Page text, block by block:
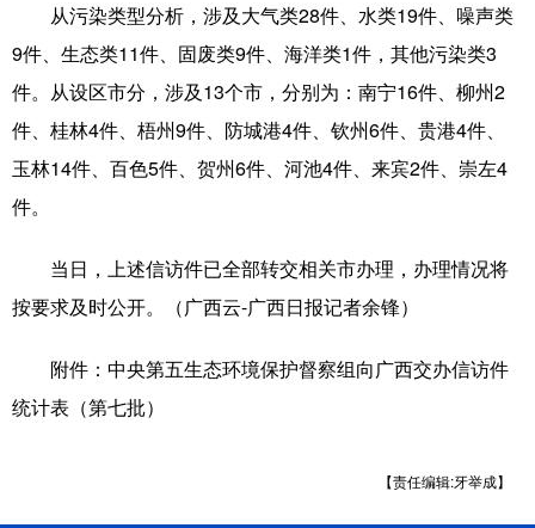
科技 科普 体育 文化
健康 军事 访谈 视频
图片 中央文件 金融 汽车
食品 人居 信息化 乡村振兴
会展 彩票 娱乐 时尚
亚太网 上市公司 文化产业
从污染类型分析，涉及大气类28件、水类19件、噪声类
9件、生态类11件、固废类9件、海洋类1件，其他污染类3
件。从设区市分，涉及13个市，分别为：南宁16件、柳州2
件、桂林4件、梧州9件、防城港4件、钦州6件、贵港4件、
玉林14件、百色5件、贺州6件、河池4件、来宾2件、崇左4
件。
当日，上述信访件已全部转交相关市办理，办理情况将
按要求及时公开。（广西云-广西日报记者余锋）
附件：中央第五生态环境保护督察组向广西交办信访件
统计表（第七批）
【责任编辑:牙举成】